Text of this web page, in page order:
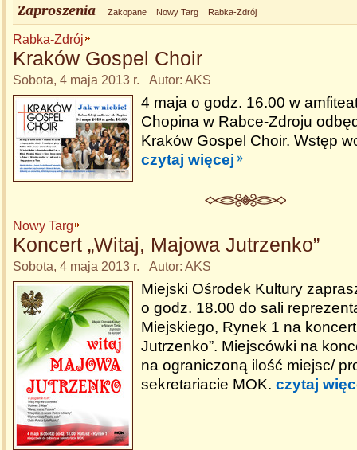
Zaproszenia Zakopane Nowy Targ Rabka-Zdrój
Rabka-Zdrój
Kraków Gospel Choir
Sobota, 4 maja 2013 r. Autor: AKS
4 maja o godz. 16.00 w
Chopina w Rabce-Zdroju
Kraków Gospel Choir. Wstęp
czytaj więcej
Nowy Targ
Koncert „Witaj, Majowa Jutrzenko”
Sobota, 4 maja 2013 r. Autor: AKS
Miejski Ośrodek Kultury
o godz. 18.00 do sali
Miejskiego, Rynek 1 na
Jutrzenko”. Miejscówki na
na ograniczoną ilość miejsc/
sekretariacie MOK. czytaj